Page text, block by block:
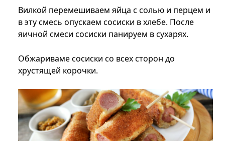
Вилкой перемешиваем яйца с солью и перцем и
в эту смесь опускаем сосиски в хлебе. После
яичной смеси сосиски панируем в сухарях.
Обжариваме сосиски со всех сторон до
хрустящей корочки.